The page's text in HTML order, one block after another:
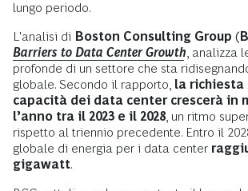
lungo periodo.
L'analisi di Boston Consulting Group
Barriers to Data Center Growth , analizza
profonde di un settore che sta
globale. Secondo il rapporto, la richiesta
capacità dei data center crescerà in
l’anno tra il 2023 e il 2028 , un ritmo
rispetto al triennio precedente. Entro il
globale di energia per i data center
gigawatt.